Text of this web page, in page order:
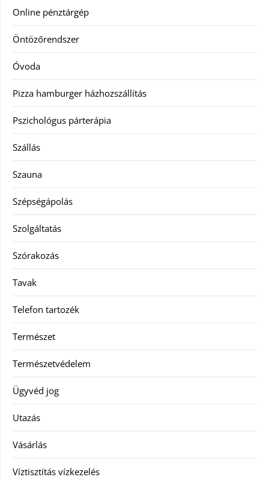
Online pénztárgép
Öntözőrendszer
Óvoda
Pizza hamburger házhozszállítás
Pszichológus párterápia
Szállás
Szauna
Szépségápolás
Szolgáltatás
Szórakozás
Tavak
Telefon tartozék
Természet
Természetvédelem
Ügyvéd jog
Utazás
Vásárlás
Víztisztítás vízkezelés